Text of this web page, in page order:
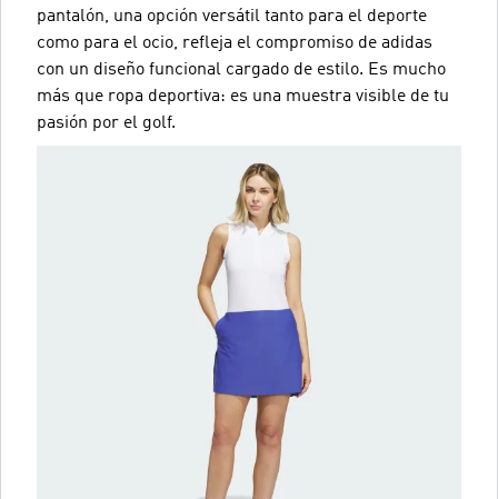
pantalón, una opción versátil tanto para el deporte
como para el ocio, refleja el compromiso de adidas
con un diseño funcional cargado de estilo. Es mucho
más que ropa deportiva: es una muestra visible de tu
pasión por el golf.